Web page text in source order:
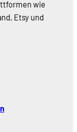
wie
Etsy und